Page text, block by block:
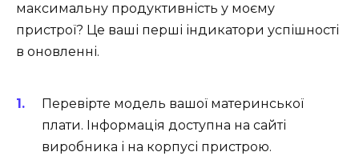
максимальну продуктивність у моєму
пристрої? Це ваші перші індикатори успішності
в оновленні.
Перевірте модель вашої материнської
плати. Інформація доступна на сайті
виробника і на корпусі пристрою.